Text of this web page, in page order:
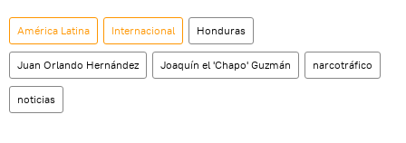
América Latina Internacional Honduras
Juan Orlando Hernández Joaquín el 'Chapo' Guzmán narcotráfico
noticias